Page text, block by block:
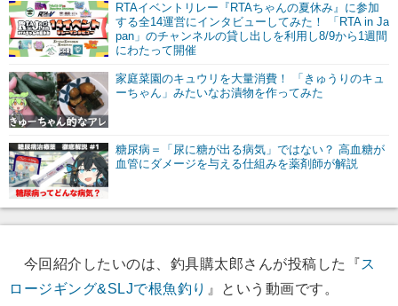
ニコニコQ
RTAイベントリレー『RTAちゃんの夏休み』に参加
する全14運営にインタビューしてみた！ 「RTA in Ja
pan」のチャンネルの貸し出しを利用し8/9から1週間
にわたって開催
家庭菜園のキュウリを大量消費！ 「きゅうりのキュ
ーちゃん」みたいなお漬物を作ってみた
糖尿病＝「尿に糖が出る病気」ではない？ 高血糖が
血管にダメージを与える仕組みを薬剤師が解説
今回紹介したいのは、釣具購太郎さんが投稿した『ス
ロージギング&SLJで根魚釣り 』という動画です。